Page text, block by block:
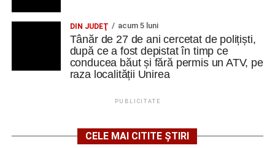
DIN JUDEŢ acum 5 luni
Tânăr de 27 de ani cercetat de polițiști,
după ce a fost depistat în timp ce
conducea băut și fără permis un ATV, pe
raza localității Unirea
PUBLICITATE
CELE MAI CITITE ȘTIRI